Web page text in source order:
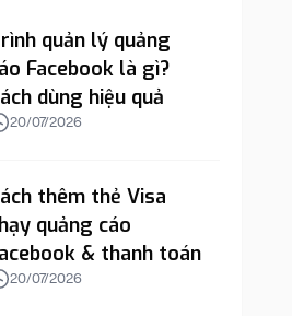
quản lý quảng
Facebook là gì?
dùng hiệu quả
20/07/2026
thêm thẻ Visa
quảng cáo
& thanh toán
20/07/2026